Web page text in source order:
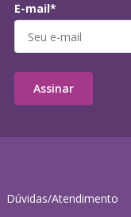
Dúvidas/Atendimento
E-mail*
Assinar